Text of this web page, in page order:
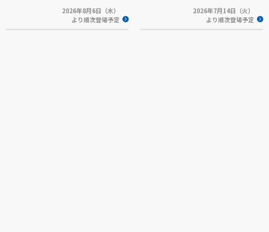
2026年8月6日（木）
より順次登場予定
2026年7月14日（火）
より順次登場予定